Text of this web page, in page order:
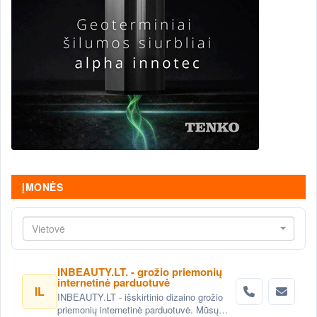
ĮMONĖS
Vietovė
IL
INBEAUTY.LT. - grožio priemonių
internetinė parduotuvė
INBEAUTY.LT - išskirtinio dizaino grožio
priemonių internetinė parduotuvė. Mūsų